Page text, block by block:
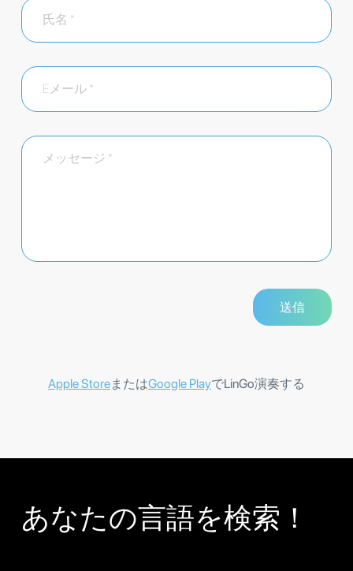
Apple StoreまたはGoogle PlayでLinGo演奏する
あなたの言語を検索！